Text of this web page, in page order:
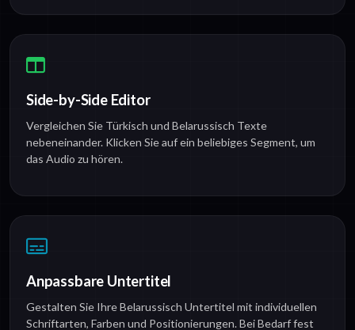
Side-by-Side Editor
Vergleichen Sie Türkisch und Belarussisch Texte
nebeneinander. Klicken Sie auf ein beliebiges Segment, um
das Audio zu hören.
Anpassbare Untertitel
Gestalten Sie Ihre Belarussisch Untertitel mit individuellen
Schriftarten, Farben und Positionierungen. Bei Bedarf fest